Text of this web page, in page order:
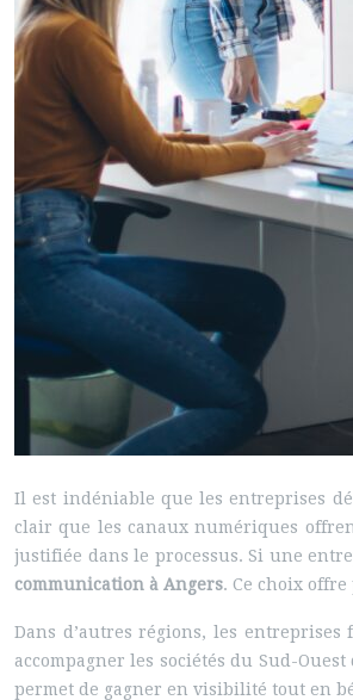
Il est indéniable que les entreprises
clair que les canaux numériques
justifiée dans le processus. Si une
communication à Angers. Ce choix
Dans d’autres régions, les
accompagner les sociétés du Sud-
permet de gagner en visibilité tout en